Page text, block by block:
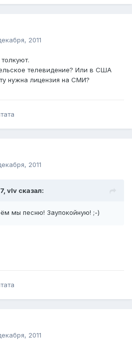
2011
телевидение? Или в США
нужна лицензия на СМИ?
2011
vIv сказал:
мы песню! Заупокойную! ;-)
2011